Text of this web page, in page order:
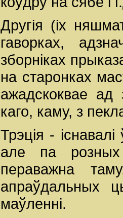
Другія (іх
гаворках,
зборніках
на старонках
ажадскоквае
каго, каму, з
Трэція -
але па
пераважна
апраўдальных
маўленні.